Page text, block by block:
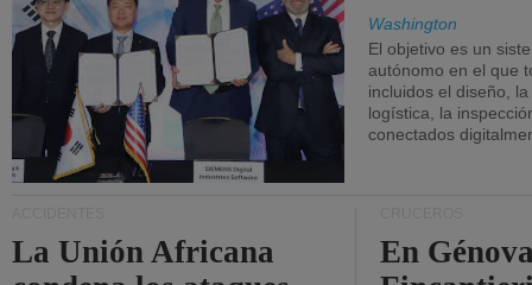
Washington
El objetivo es un
autónomo en el que
incluidos el diseño,
logística, la
conectados
La Unión Africana
En